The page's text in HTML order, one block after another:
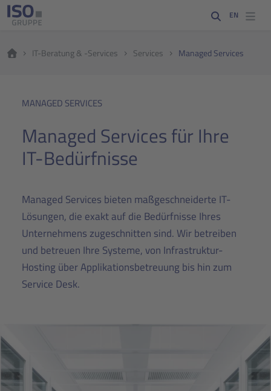
EN
IT-Beratung & -Services Services Managed Services
MANAGED SERVICES
Managed Services für Ihre
IT-Bedürfnisse
Managed Services bieten maßgeschneiderte IT-
Lösungen, die exakt auf die Bedürfnisse Ihres
Unternehmens zugeschnitten sind. Wir betreiben
und betreuen Ihre Systeme, von Infrastruktur-
Hosting über Applikationsbetreuung bis hin zum
Service Desk.